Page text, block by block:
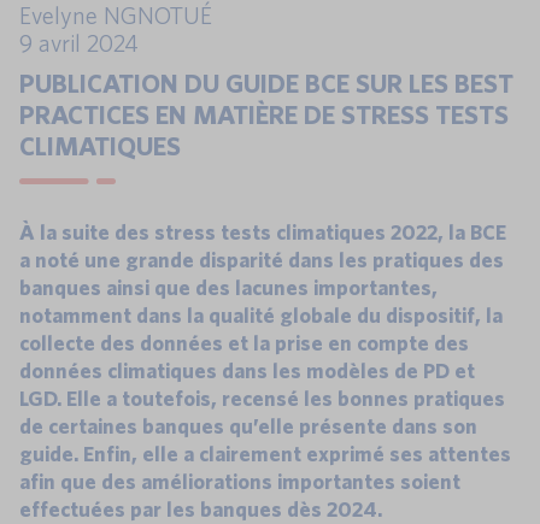
Evelyne NGNOTUÉ
9 avril 2024
PUBLICATION DU GUIDE BCE SUR LES BEST
PRACTICES EN MATIÈRE DE STRESS TESTS
CLIMATIQUES
À la suite des stress tests climatiques 2022, la BCE
a noté une grande disparité dans les pratiques des
banques ainsi que des lacunes importantes,
notamment dans la qualité globale du dispositif, la
collecte des données et la prise en compte des
données climatiques dans les modèles de PD et
LGD. Elle a toutefois, recensé les bonnes pratiques
de certaines banques qu’elle présente dans son
guide. Enfin, elle a clairement exprimé ses attentes
afin que des améliorations importantes soient
effectuées par les banques dès 2024.